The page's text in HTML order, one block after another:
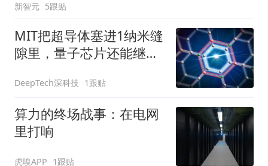
新智元 5跟贴
MIT把超导体塞进1纳米缝
隙里，量子芯片还能继续
DeepTech深科技 1跟贴
算力的终场战事：在电网
里打响
虎嗅APP 1跟贴